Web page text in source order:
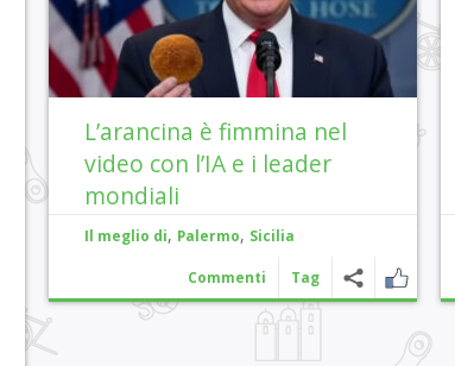
L’arancina è fimmina nel
video con l’IA e i leader
mondiali
Il meglio di, Palermo, Sicilia
Commenti Tag